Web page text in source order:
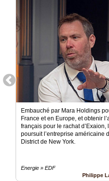
Embauché par Mara Holdings
France et en Europe, et obtenir
français pour le rachat d’Exaion,
poursuit l’entreprise américaine
District de New York.
Energie » EDF
Philippe